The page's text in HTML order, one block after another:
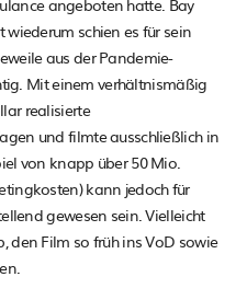
schien es für sein
aus der Pandemie-
Mit einem verhältnismäßig
realisierte
und filmte ausschließlich in
von knapp über 50 Mio.
kann jedoch für
gewesen sein. Vielleicht
den Film so früh ins VoD sowie